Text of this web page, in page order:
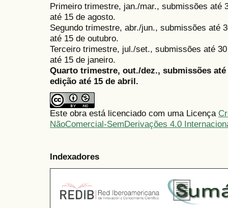
Primeiro trimestre, jan./mar., submissões até
até 15 de agosto.
Segundo trimestre, abr./jun., submissões até
até 15 de outubro.
Terceiro trimestre, jul./set., submissões até
até 15 de janeiro.
Quarto trimestre, out./dez., submissões
edição até 15 de abril.
Este obra está licenciado com uma Licença
NãoComercial-SemDerivações 4.0
Indexadores